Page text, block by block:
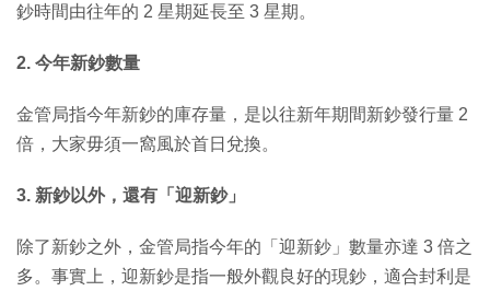
鈔時間由往年的 2 星期延長至 3 星期。
2. 今年新鈔數量
金管局指今年新鈔的庫存量，是以往新年期間新鈔發行量 2
倍，大家毋須一窩風於首日兌換。
3. 新鈔以外，還有「迎新鈔」
除了新鈔之外，金管局指今年的「迎新鈔」數量亦達 3 倍之
多。事實上，迎新鈔是指一般外觀良好的現鈔，適合封利是